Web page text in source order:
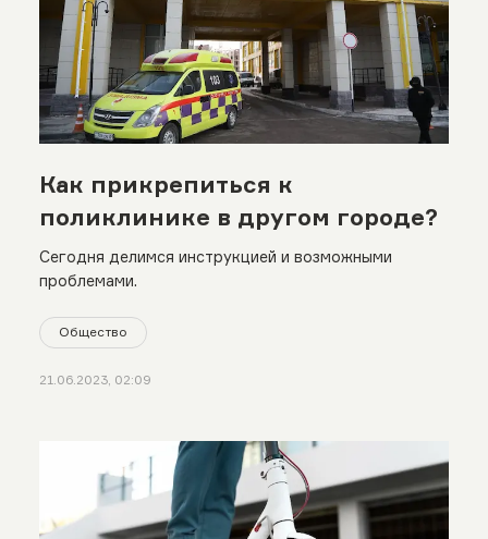
Как прикрепиться к
поликлинике в другом городе?
Сегодня делимся инструкцией и возможными
проблемами.
Общество
21.06.2023, 02:09